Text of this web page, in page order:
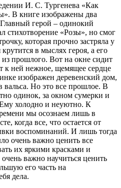
И. С. Тургенева «Как
В книге изображены два
герой – одинокий
стихотворение «Розы», но смог
которая прочно застряла у
в мыслях героя, а его
прошлого. Вот на окне сидит
к ней нежное, щемящее сердце
изображен деревенский дом,
Но это все прошлое. В
одинок, за окном сумерки и
холодно и неуютно. К
мы осознаем лишь в
когда все, что остается от
воспоминаний. И лишь тогда
очень важно ценить все
их яркими красками и
важно научиться ценить
его часть на
дела.